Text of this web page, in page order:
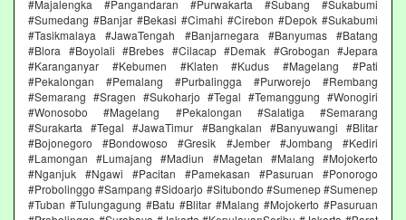
#Majalengka #Pangandaran #Purwakarta #Subang #Sukabumi
#Sumedang #Banjar #Bekasi #Cimahi #Cirebon #Depok #Sukabumi
#Tasikmalaya #JawaTengah #Banjarnegara #Banyumas #Batang
#Blora #Boyolali #Brebes #Cilacap #Demak #Grobogan #Jepara
#Karanganyar #Kebumen #Klaten #Kudus #Magelang #Pati
#Pekalongan #Pemalang #Purbalingga #Purworejo #Rembang
#Semarang #Sragen #Sukoharjo #Tegal #Temanggung #Wonogiri
#Wonosobo #Magelang #Pekalongan #Salatiga #Semarang
#Surakarta #Tegal #JawaTimur #Bangkalan #Banyuwangi #Blitar
#Bojonegoro #Bondowoso #Gresik #Jember #Jombang #Kediri
#Lamongan #Lumajang #Madiun #Magetan #Malang #Mojokerto
#Nganjuk #Ngawi #Pacitan #Pamekasan #Pasuruan #Ponorogo
#Probolinggo #Sampang #Sidoarjo #Situbondo #Sumenep #Sumenep
#Tuban #Tulungagung #Batu #Blitar #Malang #Mojokerto #Pasuruan